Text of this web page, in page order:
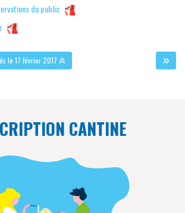
du public
le 17 février 2017
CANTINE